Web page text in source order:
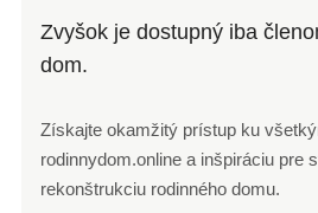
Zvyšok je dostupný iba
dom.
Získajte okamžitý prístup ku
rodinnydom.online a inšpiráciu pre
rekonštrukciu rodinného domu.